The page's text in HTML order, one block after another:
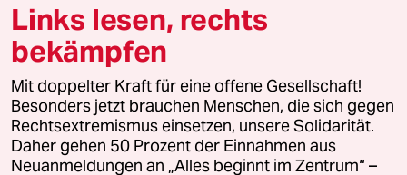
© 2026 taz Verlags und Vertriebs GmbH
Alle Rechte vorbehalten. Bei rechtlichen Fragen oder für Genehmigungen
wenden Sie sich bitte an
lizenzen@taz.de
Feedback Redaktionsstatut Kommune-Richtlinien
Links lesen, rechts
bekämpfen
Mit doppelter Kraft für eine offene Gesellschaft!
Besonders jetzt brauchen Menschen, die sich gegen
Rechtsextremismus einsetzen, unsere Solidarität.
Daher gehen 50 Prozent der Einnahmen aus
Neuanmeldungen an „Alles beginnt im Zentrum“ –